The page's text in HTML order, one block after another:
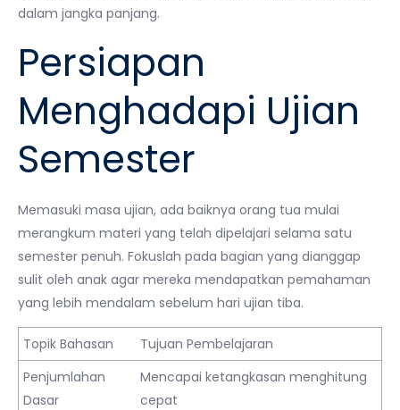
dalam jangka panjang.
Persiapan
Menghadapi Ujian
Semester
Memasuki masa ujian, ada baiknya orang tua mulai
merangkum materi yang telah dipelajari selama satu
semester penuh. Fokuslah pada bagian yang dianggap
sulit oleh anak agar mereka mendapatkan pemahaman
yang lebih mendalam sebelum hari ujian tiba.
Topik Bahasan
Tujuan Pembelajaran
Penjumlahan
Dasar
Mencapai ketangkasan menghitung
cepat